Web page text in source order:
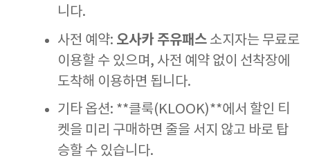
니다.
사전 예약: 오사카 주유패스 소지자는 무료로
이용할 수 있으며, 사전 예약 없이 선착장에
도착해 이용하면 됩니다.
기타 옵션: **클룩(KLOOK)**에서 할인 티
켓을 미리 구매하면 줄을 서지 않고 바로 탑
승할 수 있습니다.